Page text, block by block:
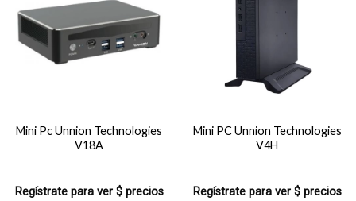
Mini Pc Unnion Technologies
V18A
Regístrate para ver $ precios
Mini PC Unnion Technologies
V4H
Regístrate para ver $ precios